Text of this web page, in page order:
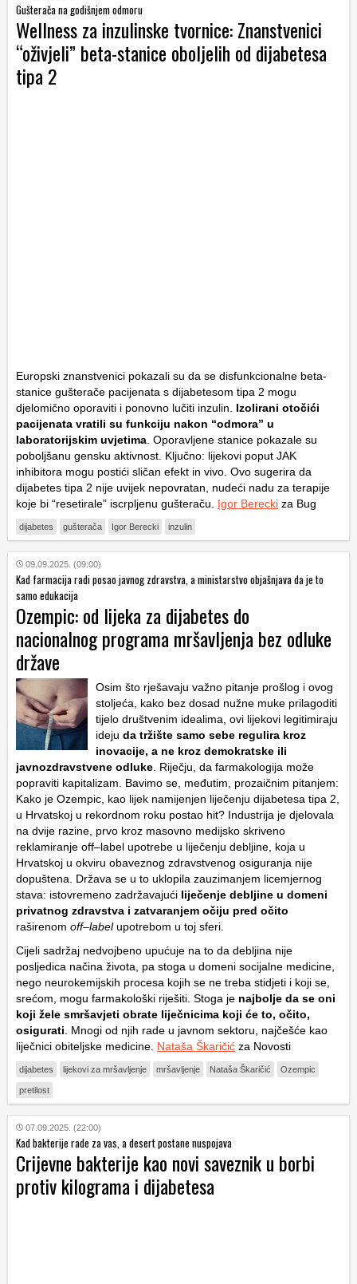
Gušterača na godišnjem odmoru
Wellness za inzulinske tvornice: Znanstvenici
“oživjeli” beta-stanice oboljelih od dijabetesa
tipa 2
Europski znanstvenici pokazali su da se disfunkcionalne beta-
stanice gušterače pacijenata s dijabetesom tipa 2 mogu
djelomično oporaviti i ponovno lučiti inzulin.
Izolirani otočići
pacijenata vratili su funkciju nakon “odmora” u
laboratorijskim uvjetima . Oporavljene stanice pokazale su
poboljšanu gensku aktivnost. Ključno: lijekovi poput JAK
inhibitora mogu postići sličan efekt in vivo . Ovo sugerira da
dijabetes tipa 2 nije uvijek nepovratan, nudeći nadu za terapije
koje bi “resetirale” iscrpljenu gušteraču. Igor Berecki za Bug
dijabetes gušterača Igor Berecki inzulin
09.09.2025. (09:00)
Kad farmacija radi posao javnog zdravstva, a ministarstvo objašnjava da je to
samo edukacija
Ozempic: od lijeka za dijabetes do
nacionalnog programa mršavljenja bez odluke
države
Osim što rješavaju važno pitanje prošlog i ovog
stoljeća, kako bez dosad nužne muke prilagoditi
tijelo društvenim idealima, ovi lijekovi legitimiraju
ideju da tržište samo sebe regulira kroz
inovacije, a ne kroz demokratske ili
javnozdravstvene odluke . Riječju, da farmakologija može
popraviti kapitalizam. Bavimo se, međutim, prozaičnim pitanjem:
Kako je Ozempic, kao lijek namijenjen liječenju dijabetesa tipa 2,
u Hrvatskoj u rekordnom roku postao hit? Industrija je djelovala
na dvije razine, prvo kroz masovno medijsko skriveno
reklamiranje off–label upotrebe u liječenju debljine, koja u
Hrvatskoj u okviru obaveznog zdravstvenog osiguranja nije
dopuštena. Država se u to uklopila zauzimanjem licemjernog
stava: istovremeno zadržavajući liječenje debljine u domeni
privatnog zdravstva i zatvaranjem očiju pred očito
raširenom off–labelupotrebom u toj sferi.
Cijeli sadržaj nedvojbeno upućuje na to da debljina nije
posljedica načina života, pa stoga u domeni socijalne medicine,
nego neurokemijskih procesa kojih se ne treba stidjeti i koji se,
srećom, mogu farmakološki riješiti. Stoga je najbolje da se oni
koji žele smršavjeti obrate liječnicima koji će to, očito,
osigurati . Mnogi od njih rade u javnom sektoru, najčešće kao
liječnici obiteljske medicine. Nataša Škaričić za Novosti
dijabetes lijekovi za mršavljenje mršavljenje Nataša Škaričić Ozempic
pretilost
07.09.2025. (22:00)
Kad bakterije rade za vas, a desert postane nuspojava
Crijevne bakterije kao novi saveznik u borbi
protiv kilograma i dijabetesa